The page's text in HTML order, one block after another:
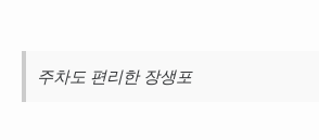
주차도 편리한 장생포